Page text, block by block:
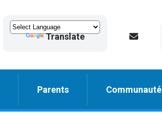
Translate
Parents Communauté